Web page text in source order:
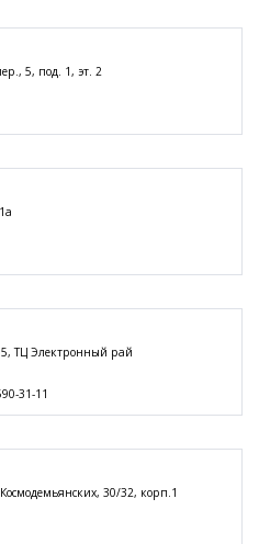
5, под. 1, эт. 2
ТЦ Электронный рай
31-11
30/32, корп.1